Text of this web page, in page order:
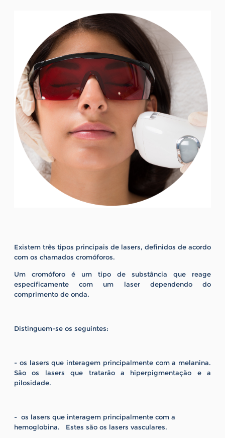
Existem três tipos principais de lasers, definidos de acordo
com os chamados cromóforos.
Um cromóforo é um tipo de substância que reage
especificamente com um laser dependendo do
comprimento de onda.
Distinguem-se os seguintes:
- os lasers que interagem principalmente com a melanina.
São os lasers que tratarão a hiperpigmentação e a
pilosidade.
- os lasers que interagem principalmente com a
hemoglobina. Estes são os lasers vasculares.